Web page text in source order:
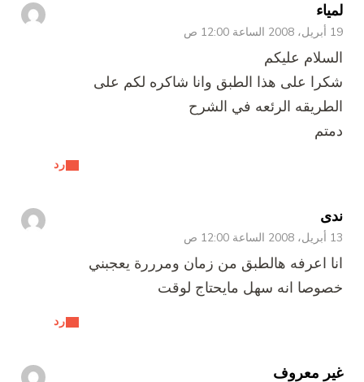
لمياء
19 أبريل، 2008 الساعة 12:00 ص
رد
السلام عليكم
شكرا على هذا الطبق وانا شاكره لكم على
الطريقه الرئعه في الشرح
دمتم
ندى
13 أبريل، 2008 الساعة 12:00 ص
رد
انا اعرفه هالطبق من زمان ومرررة يعجبني
خصوصا انه سهل مايحتاج لوقت
غير معروف